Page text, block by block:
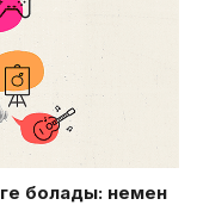
болады: немен